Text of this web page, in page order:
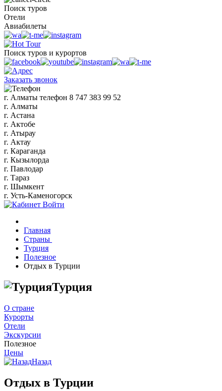
Поиск туров
Отели
Авиабилеты
Поиск туров и курортов
Заказать звонок
г. Алматы телефон 8 747 383 99 52
г. Алматы
г. Астана
г. Актобе
г. Атырау
г. Актау
г. Караганда
г. Кызылорда
г. Павлодар
г. Тараз
г. Шымкент
г. Усть-Каменогорск
Войти
Главная
Страны
Турция
Полезное
Отдых в Турции
Турция
О стране
Курорты
Отели
Экскурсии
Полезное
Цены
Назад
Отдых в Турции